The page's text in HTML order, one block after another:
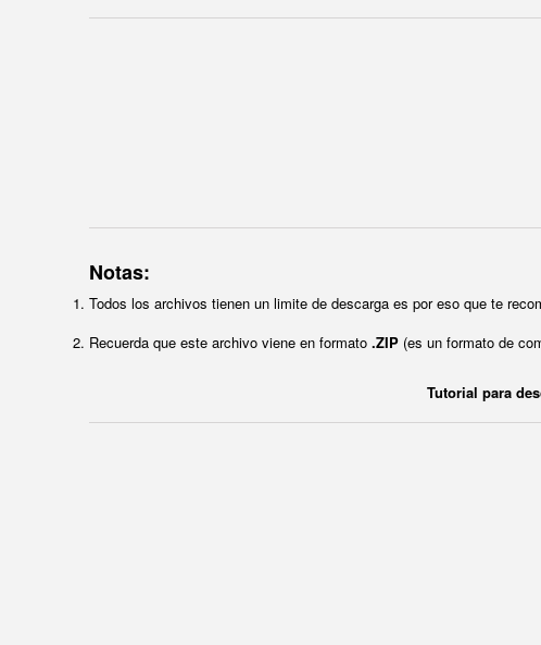
Notas:
Todos los archivos tienen un limite de descarga es por eso que te
Recuerda que este archivo viene en formato .ZIP (es un formato de
Tutorial para